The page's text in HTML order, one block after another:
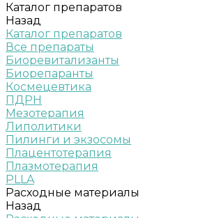
Каталог препаратов
Назад
Каталог препаратов
Все препараты
Биоревитализанты
Биорепаранты
Космецевтика
ПДРН
Мезотерапия
Липолитики
Пилинги и экзосомы
Плацентотерапия
Плазмотерапия
PLLA
Расходные материалы
Назад